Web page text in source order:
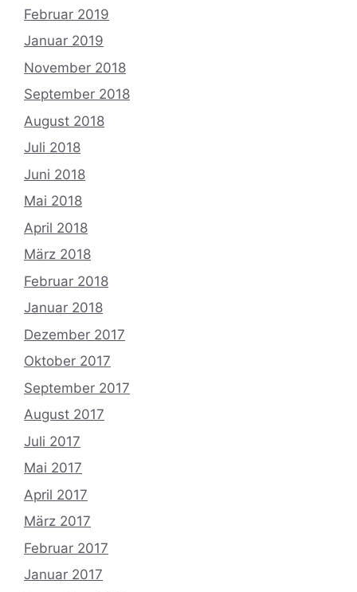
Februar 2019
Januar 2019
November 2018
September 2018
August 2018
Juli 2018
Juni 2018
Mai 2018
April 2018
März 2018
Februar 2018
Januar 2018
Dezember 2017
Oktober 2017
September 2017
August 2017
Juli 2017
Mai 2017
April 2017
März 2017
Februar 2017
Januar 2017